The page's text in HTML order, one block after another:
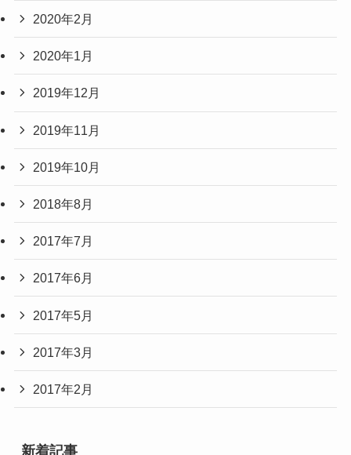
2020年2月
2020年1月
2019年12月
2019年11月
2019年10月
2018年8月
2017年7月
2017年6月
2017年5月
2017年3月
2017年2月
新着記事